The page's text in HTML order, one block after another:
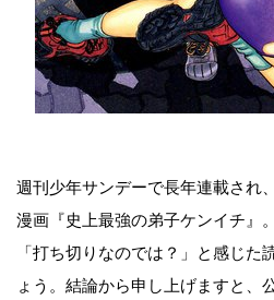
週刊少年サンデーで長年連載され
漫画『史上最強の弟子ケンイチ』
「打ち切りなのでは？」と感じた
ょう。結論から申し上げますと、